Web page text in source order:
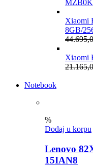
Xiaomi
8GB/
Xiaomi
Notebook
%
Dodaj u korpu
Lenovo
15IAN8